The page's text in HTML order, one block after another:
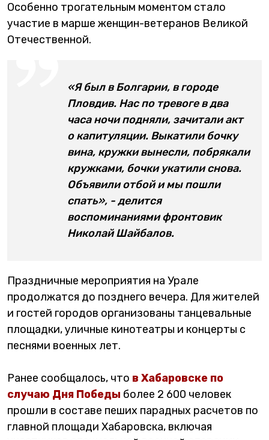
Особенно трогательным моментом стало
участие в марше женщин-ветеранов Великой
Отечественной.
«Я был в Болгарии, в городе
Пловдив. Нас по тревоге в два
часа ночи подняли, зачитали акт
о капитуляции. Выкатили бочку
вина, кружки вынесли, побрякали
кружками, бочки укатили снова.
Объявили отбой и мы пошли
спать», - делится
воспоминаниями фронтовик
Николай Шайбалов.
Праздничные мероприятия на Урале
продолжатся до позднего вечера. Для жителей
и гостей городов организованы танцевальные
площадки, уличные кинотеатры и концерты с
песнями военных лет.
Ранее сообщалось, что в Хабаровске по
случаю Дня Победы более 2 600 человек
прошли в составе пеших парадных расчетов по
главной площади Хабаровска, включая